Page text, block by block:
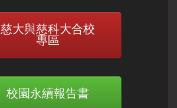
慈大與慈科大合校
專區
校園永續報告書